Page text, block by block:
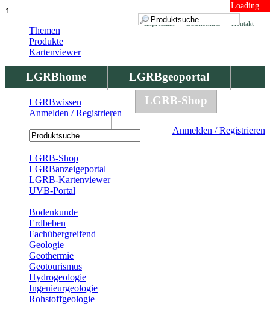
↑ Loading ...
Kontakt
Datenschutz
Impressum
LGRBhome
LGRBgeoportal
LGRBbohrungen
LGRB-Shop
Anmelden / Registrieren
Themen
Produkte
Kartenviewer
LGRBwissen
Anmelden / Registrieren
LGRB-Shop
LGRBanzeigeportal
LGRB-Kartenviewer
UVB-Portal
Bodenkunde
Erdbeben
Fachübergreifend
Geologie
Geothermie
Geotourismus
Hydrogeologie
Ingenieurgeologie
Rohstoffgeologie